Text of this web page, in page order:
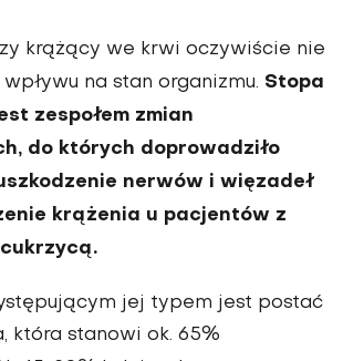
krążący we krwi oczywiście nie
na stan organizmu. Stopa
zespołem zmian
do których doprowadziło
nerwów i więzadeł
krążenia u pacjentów z
jej typem jest postać
która stanowi ok. 65%